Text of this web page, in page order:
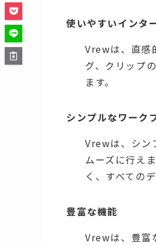
使いやすいインタ
Vrewは、直感
グ、クリップ
ます。
シンプルなワーク
Vrewは、シン
ムーズに行え
く、すべての
豊富な機能
Vrewは、豊富